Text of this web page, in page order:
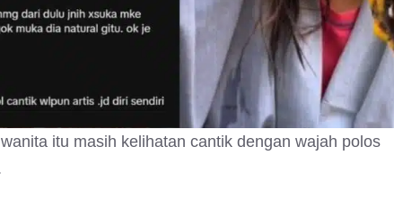
itu masih kelihatan cantik dengan wajah polos